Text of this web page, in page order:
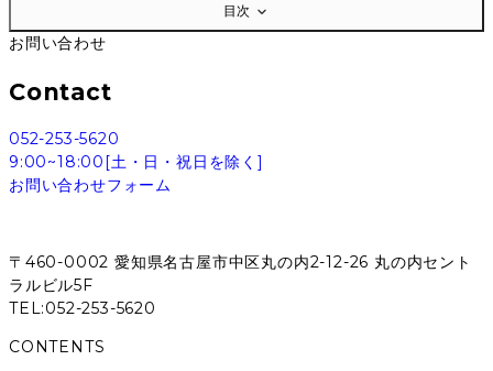
目次
お問い合わせ
Contact
052-253-5620
9:00~18:00[土・日・祝日を除く]
お問い合わせフォーム
〒460-0002 愛知県名古屋市中区丸の内2-12-26 丸の内セント
ラルビル5F
TEL:052-253-5620
CONTENTS